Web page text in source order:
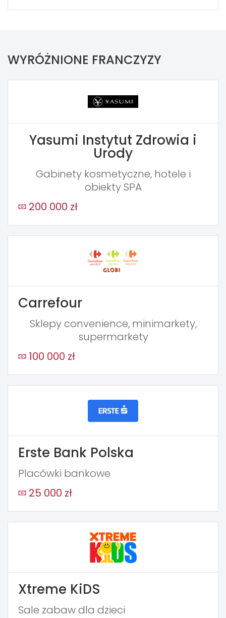
WYRÓŻNIONE FRANCZYZY
Yasumi Instytut Zdrowia i
Urody
Gabinety kosmetyczne, hotele i
obiekty SPA
200 000 zł
Carrefour
Sklepy convenience, minimarkety,
supermarkety
100 000 zł
Erste Bank Polska
Placówki bankowe
25 000 zł
Xtreme KiDS
Sale zabaw dla dzieci